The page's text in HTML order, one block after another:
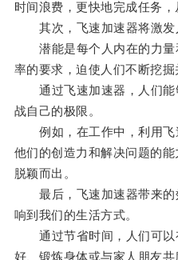
时间浪费，更快地完成任务，
其次，飞速加速器将激发
潜能是每个人内在的力量
率的要求，迫使人们不断挖掘
通过飞速加速器，人们能
战自己的极限。
例如，在工作中，利用飞
他们的创造力和解决问题的
脱颖而出。
最后，飞速加速器带来的
响到我们的生活方式。
通过节省时间，人们可以
好、锻炼身体或与家人朋友共